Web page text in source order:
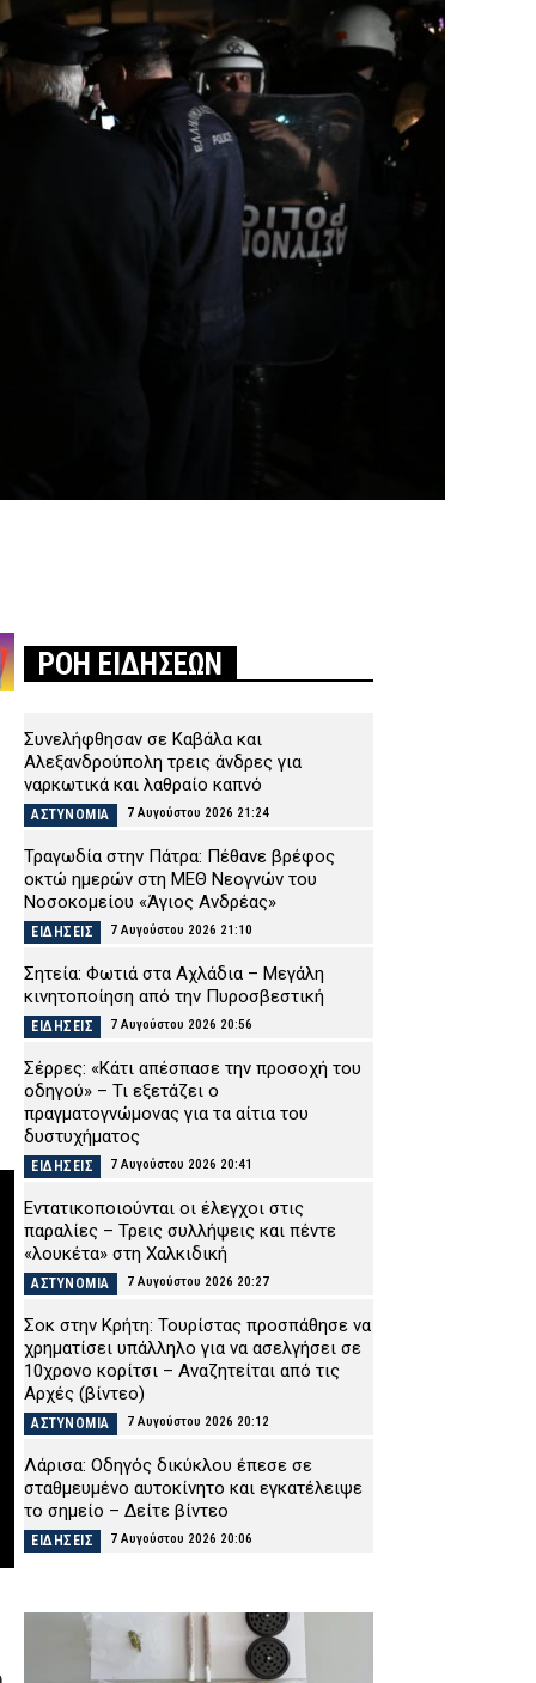
ΡΟΗ ΕΙΔΗΣΕΩΝ
Συνελήφθησαν σε Καβάλα και
Αλεξανδρούπολη τρεις άνδρες για
ναρκωτικά και λαθραίο καπνό
ΑΣΤΥΝΟΜΙΑ 7 Αυγούστου 2026 21:24
Τραγωδία στην Πάτρα: Πέθανε βρέφος
οκτώ ημερών στη ΜΕΘ Νεογνών του
Νοσοκομείου «Άγιος Ανδρέας»
ΕΙΔΗΣΕΙΣ 7 Αυγούστου 2026 21:10
Σητεία: Φωτιά στα Αχλάδια – Μεγάλη
κινητοποίηση από την Πυροσβεστική
ΕΙΔΗΣΕΙΣ 7 Αυγούστου 2026 20:56
Σέρρες: «Κάτι απέσπασε την προσοχή του
οδηγού» – Τι εξετάζει ο
πραγματογνώμονας για τα αίτια του
δυστυχήματος
ΕΙΔΗΣΕΙΣ 7 Αυγούστου 2026 20:41
Εντατικοποιούνται οι έλεγχοι στις
παραλίες – Τρεις συλλήψεις και πέντε
«λουκέτα» στη Χαλκιδική
ΑΣΤΥΝΟΜΙΑ 7 Αυγούστου 2026 20:27
Σοκ στην Κρήτη: Τουρίστας προσπάθησε να
χρηματίσει υπάλληλο για να ασελγήσει σε
10χρονο κορίτσι – Αναζητείται από τις
Αρχές (βίντεο)
ΑΣΤΥΝΟΜΙΑ 7 Αυγούστου 2026 20:12
Λάρισα: Οδηγός δικύκλου έπεσε σε
σταθμευμένο αυτοκίνητο και εγκατέλειψε
το σημείο – Δείτε βίντεο
ΕΙΔΗΣΕΙΣ 7 Αυγούστου 2026 20:06
ΕΙΔΗΣΕΙΣ 7 Αυγούστου 2026 19:51
ΠΟΜΑΣ: «Όχι στη συγχώνευση των